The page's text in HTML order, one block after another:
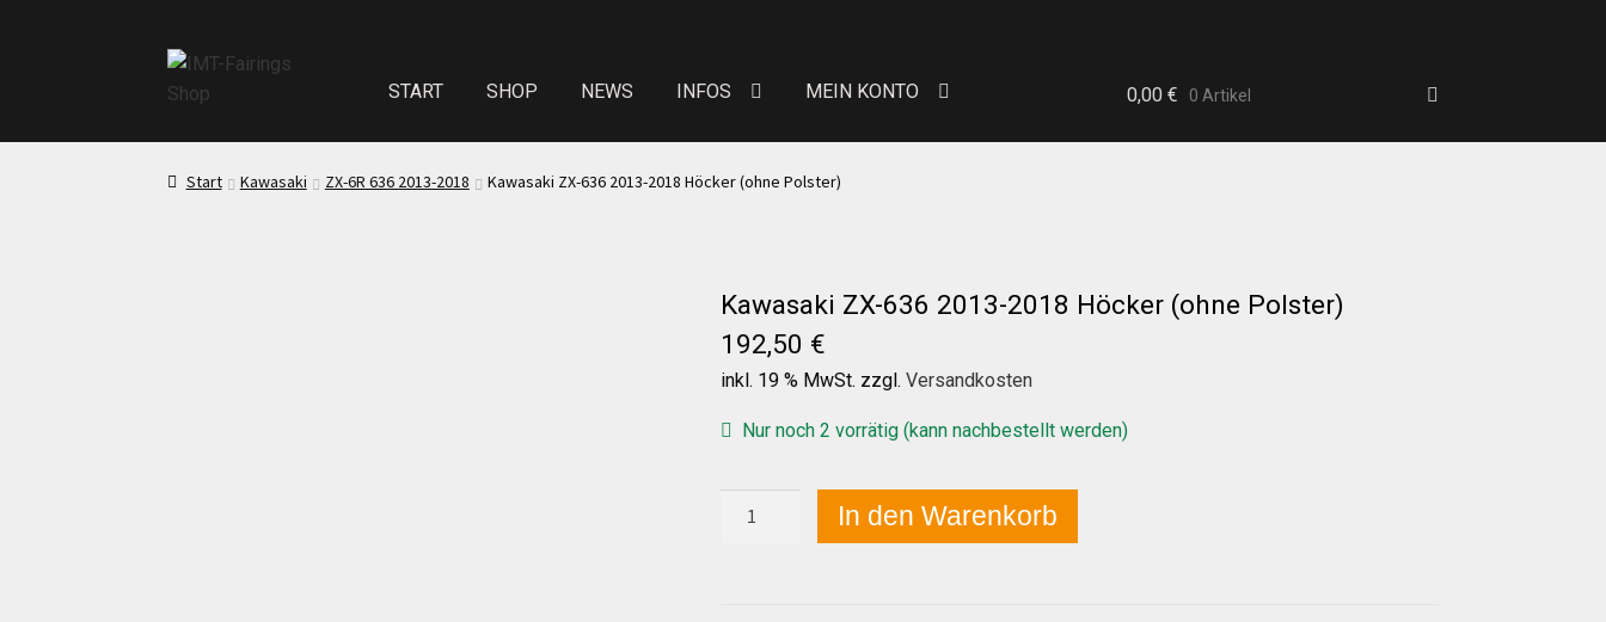
START SHOP NEWS INFOS MEIN KONTO 0,00 € 0 Artikel
Start Kawasaki ZX-6R 636 2013-2018 Kawasaki ZX-636 2013-2018 Höcker (ohne Polster)
Kawasaki ZX-636 2013-2018 Höcker (ohne Polster)
192,50 €
inkl. 19 % MwSt. zzgl. Versandkosten
Nur noch 2 vorrätig (kann nachbestellt werden)
ZX-
In den Warenkorb